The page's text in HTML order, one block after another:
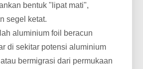
bentuk "lipat mati",
segel ketat.
aluminium foil beracun
di sekitar potensi aluminium
bermigrasi dari permukaan